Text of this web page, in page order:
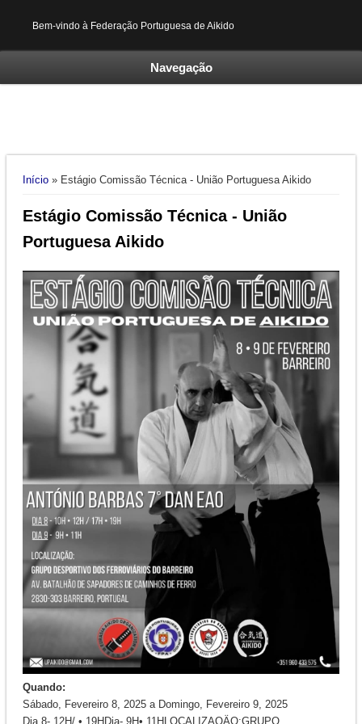
Bem-vindo à Federação Portuguesa de Aikido
Navegação
Está aqui
Início» Estágio Comissão Técnica - União Portuguesa Aikido
Estágio Comissão Técnica - União
Portuguesa Aikido
Quando:
Sábado, Fevereiro 8, 2025a Domingo, Fevereiro 9, 2025
Dia 8- 12H/ • 19HDia- 9H• 11HLOCALIZAOÄO:GRUPO